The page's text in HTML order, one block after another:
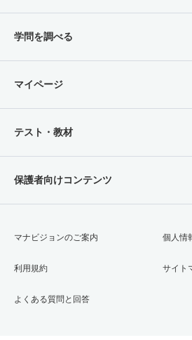
学問を調べる
マイページ
テスト・教材
保護者向けコンテンツ
マナビジョンのご案内
利用規約
よくある質問と回答
個人情
サイト